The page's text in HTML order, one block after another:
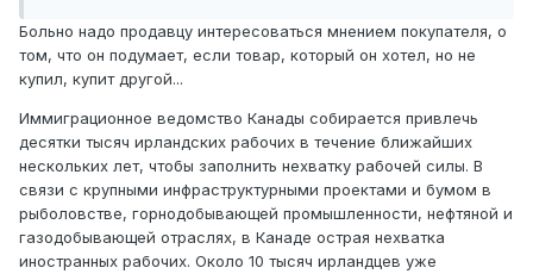
Больно надо продавцу интересоваться мнением покупателя, о
том, что он подумает, если товар, который он хотел, но не
купил, купит другой...
Иммиграционное ведомство Канады собирается привлечь
десятки тысяч ирландских рабочих в течение ближайших
нескольких лет, чтобы заполнить нехватку рабочей силы. В
связи с крупными инфраструктурными проектами и бумом в
рыболовстве, горнодобывающей промышленности, нефтяной и
газодобывающей отраслях, в Канаде острая нехватка
иностранных рабочих. Около 10 тысяч ирландцев уже